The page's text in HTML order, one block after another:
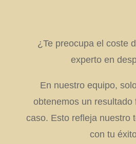
¿Te preocupa el coste
experto en
En nuestro equipo,
obtenemos un resultado
caso. Esto refleja nuestro
con tu